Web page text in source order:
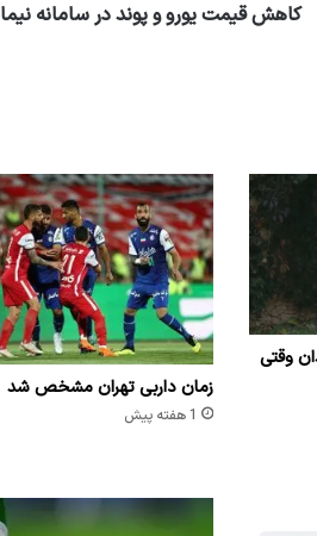
کاهش قیمت یورو و پوند در سامانه نیما
وقتی
زمان داربی تهران مشخص شد
1 هفته پیش